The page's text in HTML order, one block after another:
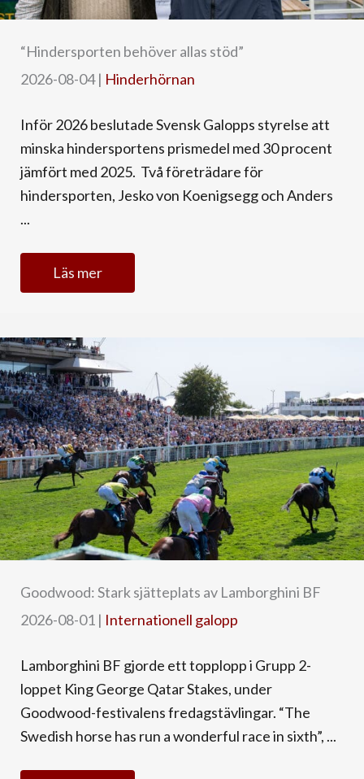
“Hindersporten behöver allas stöd”
2026-08-04| Hinderhörnan
Inför 2026 beslutade Svensk Galopps styrelse att
minska hindersportens prismedel med 30 procent
jämfört med 2025. Två företrädare för
hindersporten, Jesko von Koenigsegg och Anders
...
Läs mer
Goodwood: Stark sjätteplats av Lamborghini BF
2026-08-01 | Internationell galopp
Lamborghini BF gjorde ett topplopp i Grupp 2-
loppet King George Qatar Stakes, under
Goodwood-festivalens fredagstävlingar. “The
Swedish horse has run a wonderful race in sixth”, ...